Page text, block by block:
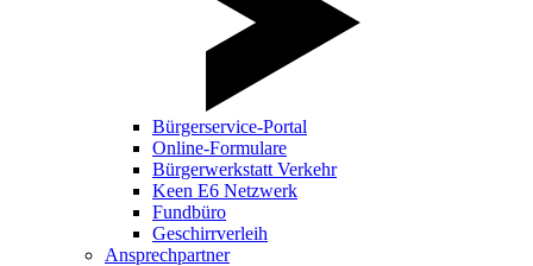
Bürgerservice-Portal
Online-Formulare
Bürgerwerkstatt Verkehr
Keen E6 Netzwerk
Fundbüro
Geschirrverleih
Ansprechpartner